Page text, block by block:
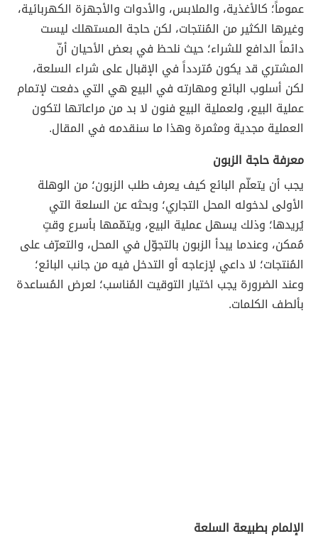
عموماً؛ كالأغذية، والملابس، والأدوات والأجهزة الكهربائية،
وغيرها الكثير من المُنتجات، لكن حاجة المستهلك ليست
دائماً الدافع للشراء؛ حيث نلحظ في بعض الأحيان أنّ
المشتري قد يكون مُتردداً في الإقبال على شراء السلعة،
لكن أسلوب البائع ومهارته في البيع هي التي دفعت لإتمام
عملية البيع، ولعملية البيع فنون لا بد من مراعاتها لتكون
العملية مجدية ومثمرة وهذا ما سنقدمه في المقال.
معرفة حاجة الزبون
يجب أن يتعلّم البائع كيف يعرف طلب الزبون؛ من الوهلة
الأولى لدخوله المحل التجاري؛ وبحثه عن السلعة التي
يُريدها؛ وذلك يسهل عملية البيع، ويتمّمها بأسرع وقتٍ
مُمكن، وعندما يبدأ الزبون بالتجوّل في المحل، والتعرّف على
المُنتجات؛ لا داعي لإزعاجه أو التدخل فيه من جانب البائع؛
وعند الضرورة يجب اختيار التوقيت المُناسب؛ لعرض المُساعدة
بألطف الكلمات.
الإلمام بطبيعة السلعة